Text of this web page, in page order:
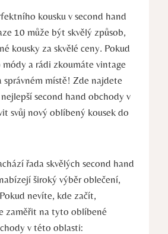
kousku v second hand
10 může být skvělý způsob,
kousky za skvělé ceny. Pokud
módy a rádi zkoumáte vintage
správném místě! Zde najdete
second hand obchody v
svůj nový oblíbený kousek do
řada skvělých second hand
široký výběr oblečení,
nevíte, kde začít,
zaměřit na tyto oblíbené
v této oblasti: